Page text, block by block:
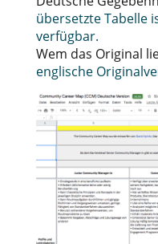
übersetzte Tabelle
verfügbar.
Wem das Original
englische